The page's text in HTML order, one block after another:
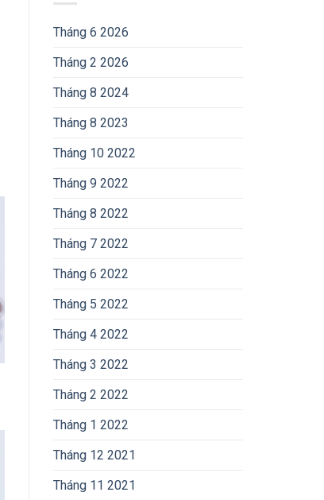
Tháng 6 2026
Tháng 2 2026
Tháng 8 2024
Tháng 8 2023
Tháng 10 2022
Tháng 9 2022
Tháng 8 2022
Tháng 7 2022
Tháng 6 2022
Tháng 5 2022
Tháng 4 2022
Tháng 3 2022
Tháng 2 2022
Tháng 1 2022
Tháng 12 2021
Tháng 11 2021